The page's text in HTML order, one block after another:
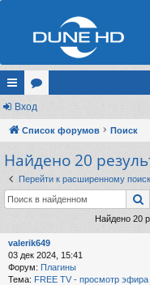
с
ы
лк
и
ор
ум
ы
Вход
Список форумов Поиск
Найдено 20
Перейти к расширенному
Найдено 20
valerik649
03 дек 2024, 15:41
Форум: Плагины
Тема: FREE TV - просмотр